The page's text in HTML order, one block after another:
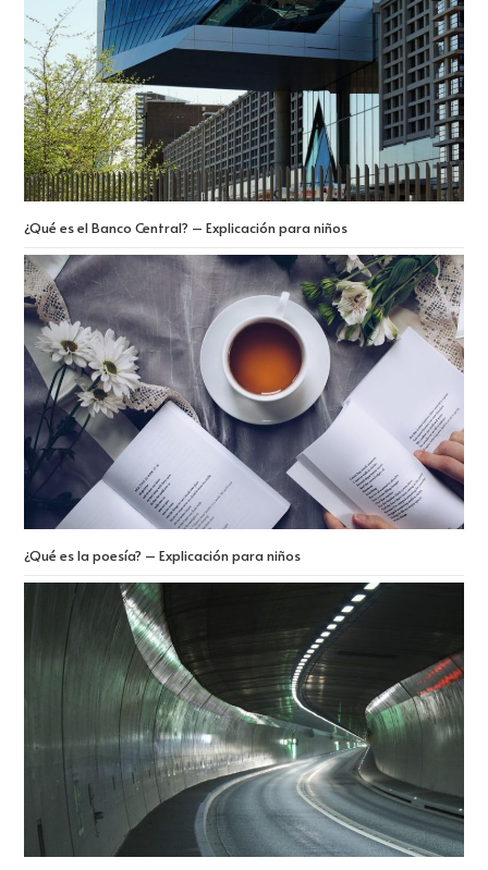
¿Qué es el Banco Central? – Explicación para niños
¿Qué es la poesía? – Explicación para niños